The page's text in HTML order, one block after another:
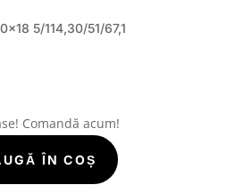
5/114,30/51/67,1
Comandă acum!
ÎN COȘ